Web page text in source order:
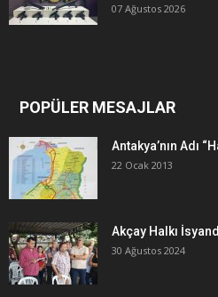
07 Ağustos 2026
POPÜLER MESAJLAR
Antakya’nın Adı
22 Ocak 2013
Akçay Halkı
30 Ağustos 2024